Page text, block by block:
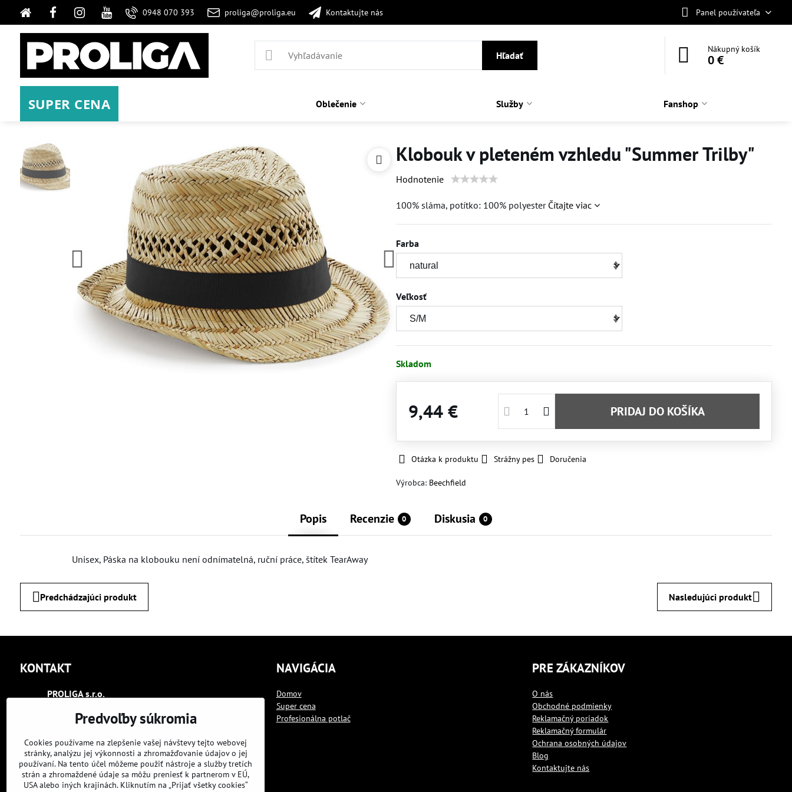
0948 070 393 proliga@proliga.eu Kontaktujte nás Panel používateľa
Hľadať
Nákupný košík
0 €
SUPER CENA Oblečenie Služby Fanshop
Klobouk v pleteném vzhledu "Summer Trilby"
Hodnotenie
100% sláma, potítko: 100% polyester Čítajte viac
Farba
Veľkosť
Skladom
9,44 € PRIDAJ DO KOŠÍKA
Otázka k produktu Strážny pes Doručenia
Výrobca: Beechfield
Popis Recenzie 0 Diskusia 0
Unisex, Páska na klobouku není odnímatelná, ruční práce, štítek TearAway
Predchádzajúci produkt Nasledujúci produkt
KONTAKT
PROLIGA s​.r​.o​.
Kasárenská 2404
+421 948 070 393
proliga​@proliga​.eu
NAVIGÁCIA
Domov
Super cena
Profesionálna potlač
PRE ZÁKAZNÍKOV
O nás
Obchodné podmienky
Reklamačný poriadok
Reklamačný formulár
Ochrana osobných údajov
Blog
Kontaktujte nás
Predvoľby súkromia
Cookies používame na zlepšenie vašej návštevy tejto webovej
stránky, analýzu jej výkonnosti a zhromažďovanie údajov o jej
používaní. Na tento účel môžeme použiť nástroje a služby tretích
strán a zhromaždené údaje sa môžu preniesť k partnerom v EÚ,
USA alebo iných krajinách. Kliknutím na „Prijať všetky cookies“